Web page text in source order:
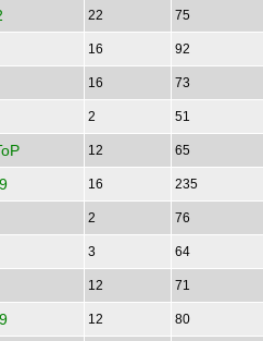
22 75
16 92
16 73
2 51
12 65
16 235
2 76
3 64
12 71
12 80